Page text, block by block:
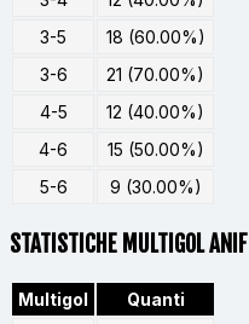
3-5
18 (60.00%)
3-6
21 (70.00%)
4-5
12 (40.00%)
4-6
15 (50.00%)
5-6
9 (30.00%)
STATISTICHE MULTIGOL ANIF
Multigol
Quanti